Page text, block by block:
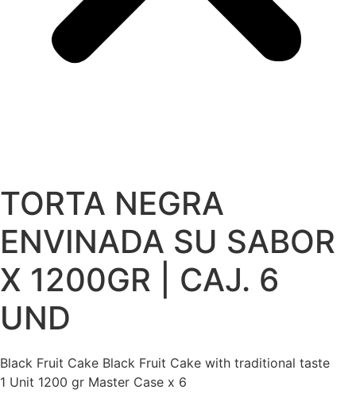
TORTA NEGRA
ENVINADA SU SABOR
X 1200GR | CAJ. 6
UND
Black Fruit Cake Black Fruit Cake with traditional taste
1 Unit 1200 gr Master Case x 6